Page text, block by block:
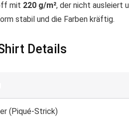
mit 220 g/m², der nicht ausleiert
stabil und die Farben kräftig.
Details
(Piqué-Strick)